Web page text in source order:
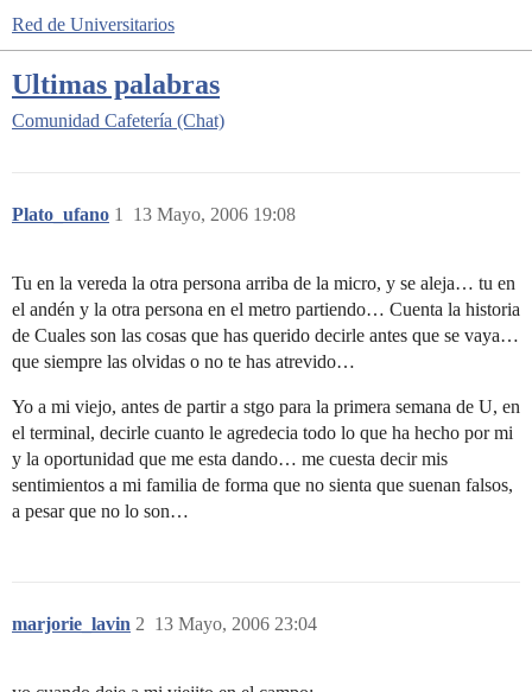
Red de Universitarios
Ultimas palabras
Comunidad Cafetería (Chat)
Plato_ufano 13 Mayo, 2006 19:08
1
Tu en la vereda la otra persona arriba de la micro, y se aleja… tu en
el andén y la otra persona en el metro partiendo… Cuenta la historia
de Cuales son las cosas que has querido decirle antes que se vaya…
que siempre las olvidas o no te has atrevido…
Yo a mi viejo, antes de partir a stgo para la primera semana de U, en
el terminal, decirle cuanto le agredecia todo lo que ha hecho por mi
y la oportunidad que me esta dando… me cuesta decir mis
sentimientos a mi familia de forma que no sienta que suenan falsos,
a pesar que no lo son…
marjorie_lavin 13 Mayo, 2006 23:04
2